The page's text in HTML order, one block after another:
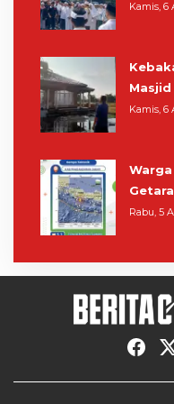
Cianjur
Kamis, 6
Kamis, 6
Rabu, 5